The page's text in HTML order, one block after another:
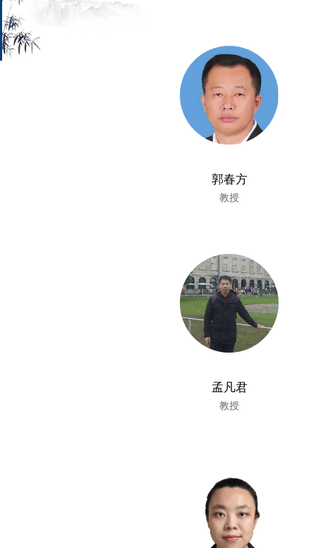
郭春方
教授
孟凡君
教授